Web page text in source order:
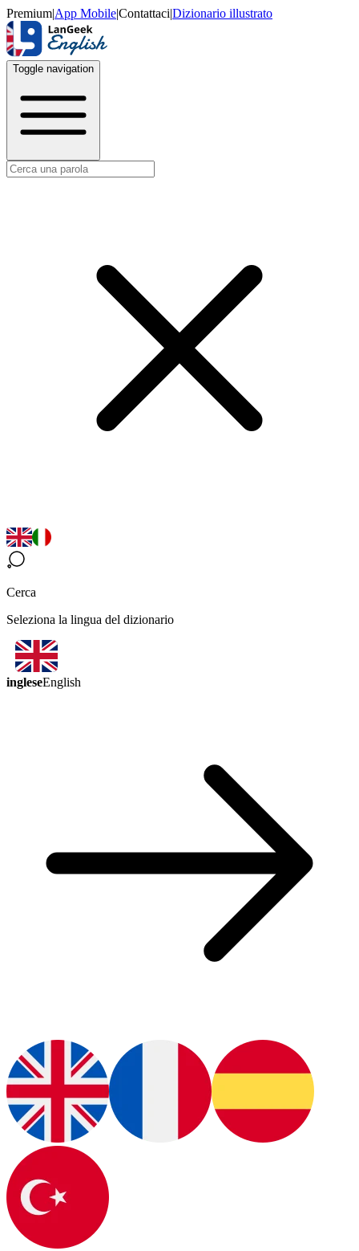
Premium|App Mobile|Contattaci|Dizionario illustrato
Toggle navigation
Cerca
Seleziona la lingua del dizionario
ingleseEnglish